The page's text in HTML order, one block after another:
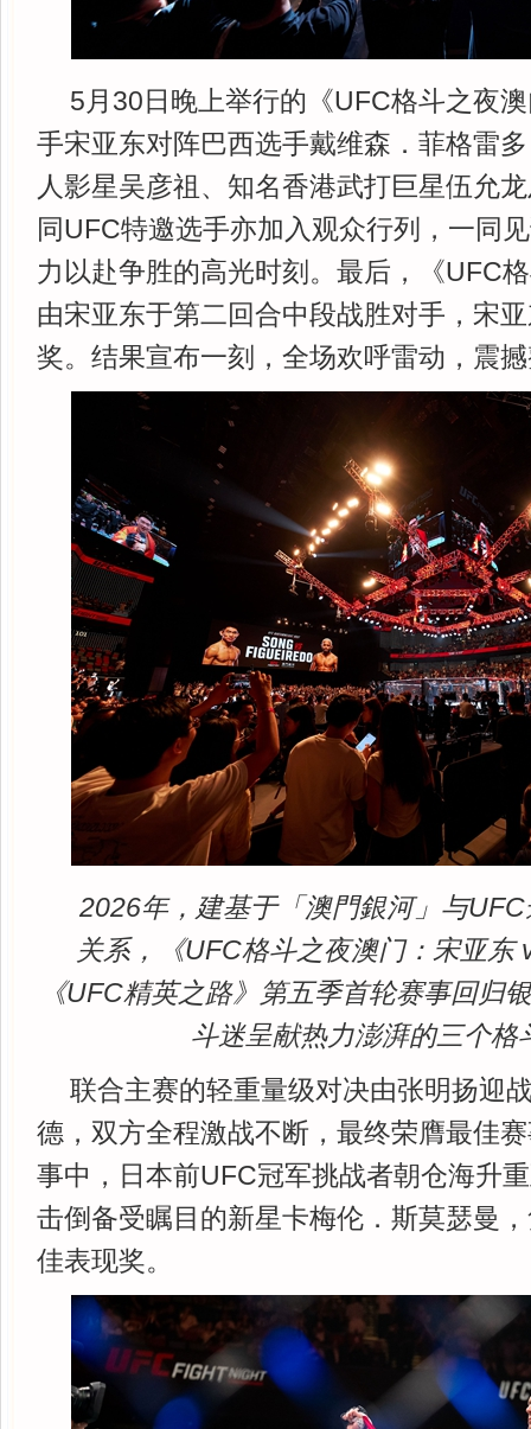
5月30日晚上举行的《UFC格斗之夜
手宋亚东对阵巴西选手戴维森．菲格雷
人影星吴彦祖、知名香港武打巨星伍允
同UFC特邀选手亦加入观众行列，一同
力以赴争胜的高光时刻。最后，《UFC
由宋亚东于第二回合中段战胜对手，宋
奖。结果宣布一刻，全场欢呼雷动，震
2026年，建基于「澳門銀河」与
关系，《UFC格斗之夜澳门：宋亚东
《UFC精英之路》第五季首轮赛事回归
斗迷呈献热力澎湃的三个格
联合主赛的轻重量级对决由张明扬迎
德，双方全程激战不断，最终荣膺最佳
事中，日本前UFC冠军挑战者朝仓海升
击倒备受瞩目的新星卡梅伦．斯莫瑟曼
佳表现奖。